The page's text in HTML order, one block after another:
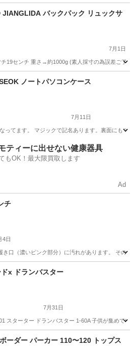
JIANGLIDA バックパック リュックサ
7月1日
19センチ 重さ→約1000g (素人採寸の為誤差ご了
バッグ バックパック
ノートパソコンケース
7月11日
ってます。 マジックで記名あります。裏面にも
その他 パソコンケース
ティーに出せない健康器具
もOK！最大限買取します
Ad
チ
4日
口（濃いピンク部分）に汚れがあります。 その
キッズ用品 レインブーツ
x ドランバスター
7月31日
スターター ドランバスター 1-60A 子供が集めて
おもちゃ
ーダー パーカー 110〜120 トップス